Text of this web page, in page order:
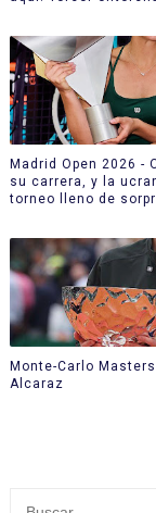
Madrid Open 2026 -
su carrera, y la
torneo lleno de
Monte-Carlo
Alcaraz